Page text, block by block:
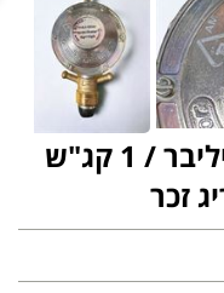
ווסת מתכוונן 29-70 מיליבר / 1 קג"ש
זכר